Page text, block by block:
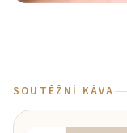
SOUTĚŽNÍ KÁVA